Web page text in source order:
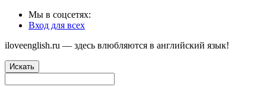
Мы в соцсетях:
Вход для всех
iloveenglish.ru — здесь влюбляются в английский язык!
Искать